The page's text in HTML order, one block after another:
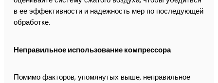
в ее эффективности и надежность мер по последующей
обработке.
Неправильное использование компрессора
Помимо факторов, упомянутых выше, неправильное